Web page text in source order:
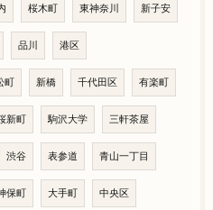
桜木町 東神奈川 新子安
品川 港区
町 新橋 千代田区 有楽町
新町 駒沢大学 三軒茶屋
渋谷 表参道 青山一丁目
保町 大手町 中央区